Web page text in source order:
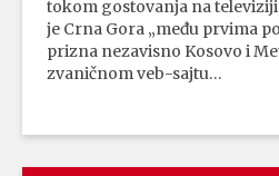
tokom gostovanja na
je Crna Gora „među prvima
prizna nezavisno Kosovo i
zvaničnom veb-sajtu…